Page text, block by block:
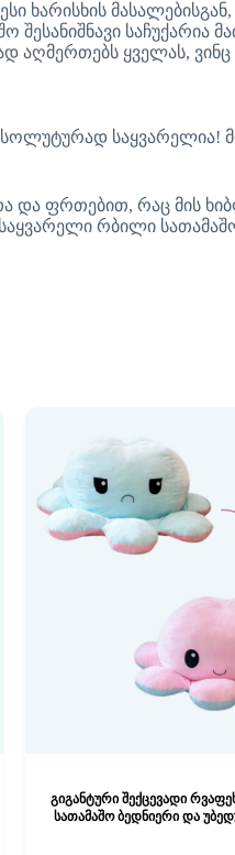
ხარისხის
შესანიშნავი
ყველას, ვინც
ფრთებით, რაც მის
რბილი
გიგანტური შექცევადი
სათამაშო ბედნიერი და